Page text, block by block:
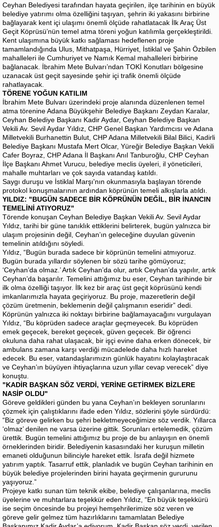
Ceyhan Belediyesi tarafından hayata geçirilen, ilçe tarihinin en büyük
belediye yatırımı olma özelliğini taşıyan, şehrin iki yakasını birbirine
bağlayarak kent içi ulaşımı önemli ölçüde rahatlatacak İlk Araç Üst
Geçit Köprüsü’nün temel atma töreni yoğun katılımla gerçekleştirildi.
Kent ulaşımına büyük katkı sağlaması hedeflenen proje
tamamlandığında Ulus, Mithatpaşa, Hürriyet, İstiklal ve Şahin Özbilen
mahalleleri ile Cumhuriyet ve Namık Kemal mahalleleri birbirine
bağlanacak. İbrahim Mete Bulvarı’ndan TOKİ Konutları bölgesine
uzanacak üst geçit sayesinde şehir içi trafik önemli ölçüde
rahatlayacak.
TÖRENE YOĞUN KATILIM
İbrahim Mete Bulvarı üzerindeki proje alanında düzenlenen temel
atma törenine Adana Büyükşehir Belediye Başkanı Zeydan Karalar,
Ceyhan Belediye Başkanı Kadir Aydar, Ceyhan Belediye Başkan
Vekili Av. Sevil Aydar Yıldız, CHP Genel Başkan Yardımcısı ve Adana
Milletvekili Burhanettin Bulut, CHP Adana Milletvekili Bilal Bilici, Kadirli
Belediye Başkanı Mustafa Mert Olcar, Yüreğir Belediye Başkan Vekili
Cafer Boyraz, CHP Adana İl Başkanı Anıl Tanburoğlu, CHP Ceyhan
İlçe Başkanı Ahmet Vurucu, belediye meclis üyeleri, il yöneticileri,
mahalle muhtarları ve çok sayıda vatandaş katıldı.
Saygı duruşu ve İstiklal Marşı'nın okunmasıyla başlayan törende
protokol konuşmalarının ardından köprünün temeli alkışlarla atıldı.
YILDIZ: "BUGÜN SADECE BİR KÖPRÜNÜN DEĞİL, BİR İNANCIN
TEMELİNİ ATIYORUZ"
Törende konuşan Ceyhan Belediye Başkan Vekili Av. Sevil Aydar
Yıldız, tarihi bir güne tanıklık ettiklerini belirterek, bugün yalnızca bir
ulaşım projesinin değil, Ceyhan’ın geleceğine duyulan güvenin
temelinin atıldığını söyledi.
Yıldız, “Bugün burada sadece bir köprünün temelini atmıyoruz.
Bugün burada yıllardır söylenen bir sözü tarihe gömüyoruz;
‘Ceyhan’da olmaz.’ Artık Ceyhan’da olur, artık Ceyhan’da yapılır, artık
Ceyhan’da başarılır. Temelini attığımız bu eser, Ceyhan tarihinde bir
ilk olma özelliği taşıyor. İlk kez bir araç üst geçit köprüsünü kendi
imkanlarımızla hayata geçiriyoruz. Bu proje, mazeretlerin değil
çözüm üretmenin, beklemenin değil çalışmanın eseridir” dedi.
Köprünün yalnızca iki noktayı birbirine bağlamayacağını vurgulayan
Yıldız, “Bu köprüden sadece araçlar geçmeyecek. Bu köprüden
emek geçecek, bereket geçecek, güven geçecek. Bir öğrenci
okuluna daha rahat ulaşacak, bir işçi evine daha erken dönecek, bir
ambulans zamana karşı verdiği mücadelede daha hızlı hareket
edecek. Bu eser, vatandaşlarımızın günlük hayatını kolaylaştıracak
ve Ceyhan’ın büyüyen ihtiyaçlarına uzun yıllar cevap verecek” diye
konuştu.
"KADİR BAŞKAN SÖZ VERDİ, YERİNE GETİRMEK BİZLERE
NASİP OLDU"
Göreve geldikleri günden bu yana Ceyhan’ın bekleyen sorunlarını
çözmek için çalıştıklarını ifade eden Yıldız, sözlerini şöyle sürdürdü:
“Biz göreve gelirken bu şehri bekletmeyeceğimize söz verdik. Yıllarca
‘olmaz’ denilen ne varsa üzerine gittik. Sorunları ertelemedik, çözüm
ürettik. Bugün temelini attığımız bu proje de bu anlayışın en önemli
örneklerinden biridir. Belediyenin kasasındaki her kuruşun milletin
emaneti olduğunun bilinciyle hareket ettik. İsrafa değil hizmete
yatırım yaptık. Tasarruf ettik, planladık ve bugün Ceyhan tarihinin en
büyük belediye projelerinden birini hayata geçirmenin gururunu
yaşıyoruz.”
Projeye katkı sunan tüm teknik ekibe, belediye çalışanlarına, meclis
üyelerine ve muhtarlara teşekkür eden Yıldız, “En büyük teşekkürü
ise seçim öncesinde bu projeyi hemşehrilerimize söz veren ve
göreve gelir gelmez tüm hazırlıklarını tamamlatan Belediye